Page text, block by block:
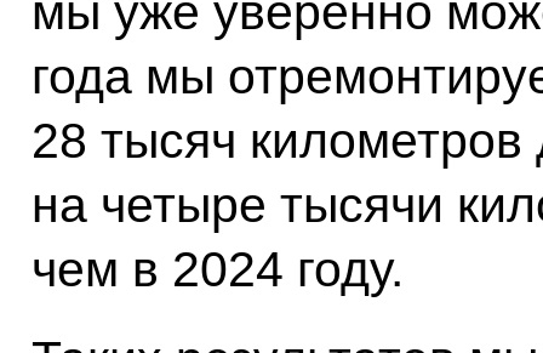
мы уже уверенно
года мы
28 тысяч километров
на четыре тысячи
чем в 2024 году.